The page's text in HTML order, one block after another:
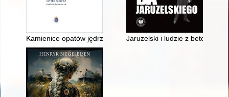
Kamienice opatów jędrzejowskich w Krakowie w XVIII wieku
Jaruzelski i ludzie z betonu :